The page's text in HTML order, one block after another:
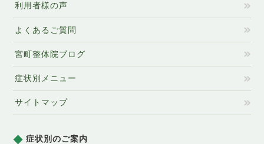
利用者様の声
よくあるご質問
宮町整体院ブログ
症状別メニュー
サイトマップ
症状別のご案内